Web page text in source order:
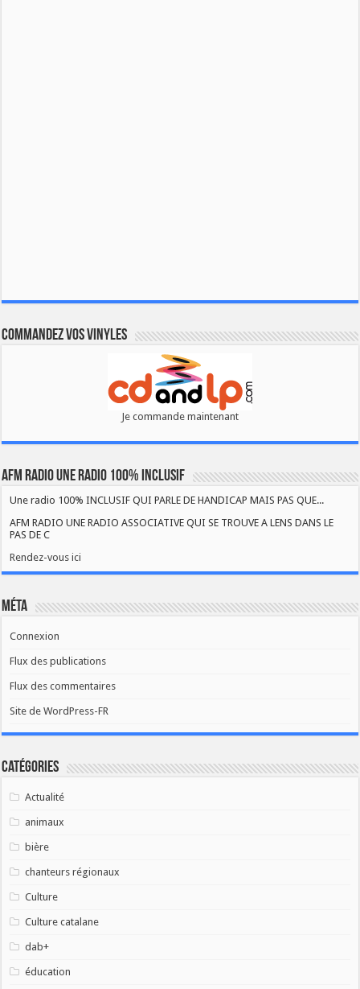
Commandez vos vinyles
Je commande maintenant
AFM RADIO UNE RADIO 100% INCLUSIF
Une radio 100% INCLUSIF QUI PARLE DE HANDICAP MAIS PAS QUE...
AFM RADIO UNE RADIO ASSOCIATIVE QUI SE TROUVE A LENS DANS LE
PAS DE C
Rendez-vous ici
Méta
Connexion
Flux des publications
Flux des commentaires
Site de WordPress-FR
Catégories
Actualité
animaux
bière
chanteurs régionaux
Culture
Culture catalane
dab+
éducation